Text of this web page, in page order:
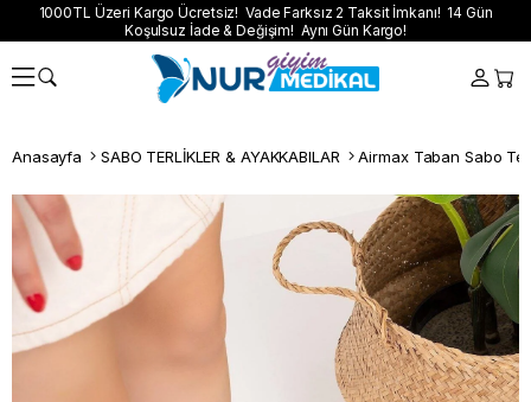
1000TL Üzeri Kargo Ücretsiz! Vade Farksız 2 Taksit İmkanı! 14 Gün
Koşulsuz İade & Değişim! Aynı Gün Kargo!
Anasayfa SABO TERLİKLER & AYAKKABILAR Airmax Taban Sabo